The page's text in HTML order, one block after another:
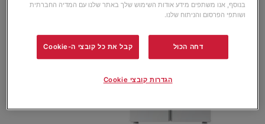
בנוסף, אנו משתפים מידע אודות השימוש שלך באתר שלנו עם המדיה החברתית
ושותפי הפרסום והניתוח שלנו.
דחה הכול קבל את כל קובצי ה-Cookie
הגדרות קובצי Cookie